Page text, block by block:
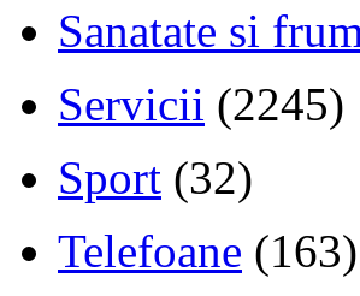
Sanatate si
Servicii (2245)
Sport (32)
Telefoane (163)